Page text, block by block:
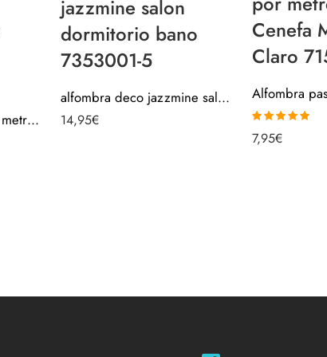
Alfombra pasillera por metros – Cenefa Antigua Barroco Beige 715SP34
jazzmine salon
dormitorio bano
7353001-5
alfombra deco jazzmine salon dormitorio bano 7353001-5
14,95€
Cenefa
Claro
Valorado con
5.00de 5
7,95€